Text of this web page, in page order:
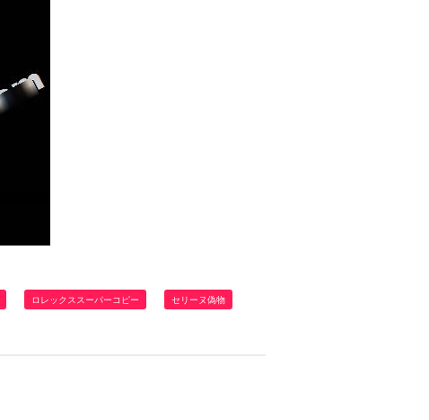
ロレックススーパーコピー セリーヌ偽物